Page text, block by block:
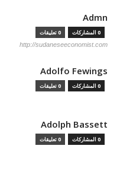
Admn
0 المشاركات 0 تعليقات
http://sudaneseeconomist.com
Adolfo Fewings
0 المشاركات 0 تعليقات
Adolph Bassett
0 المشاركات 0 تعليقات